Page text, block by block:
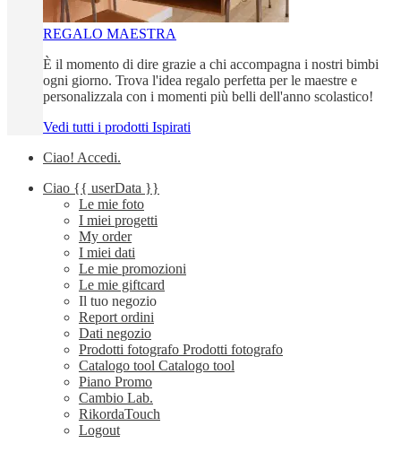
REGALO MAESTRA
È il momento di dire grazie a chi accompagna i nostri bimbi
ogni giorno. Trova l'idea regalo perfetta per le maestre e
personalizzala con i momenti più belli dell'anno scolastico!
Vedi tutti i prodotti Ispirati
Ciao! Accedi.
Ciao {{ userData }}
Le mie foto
I miei progetti
My order
I miei dati
Le mie promozioni
Le mie giftcard
Il tuo negozio
Report ordini
Dati negozio
Prodotti fotografo Prodotti fotografo
Catalogo tool Catalogo tool
Piano Promo
Cambio Lab.
RikordaTouch
Logout